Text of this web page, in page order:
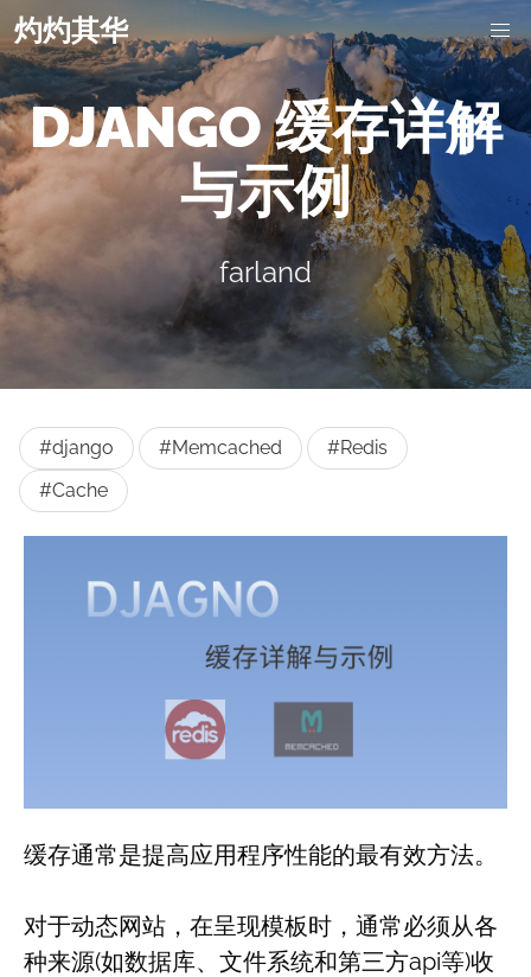
灼灼其华
DJANGO 缓存详解
与示例
farland
#django #Memcached
#Redis
#Cache
缓存通常是提高应用程序性能的最有效方法。
对于动态网站，在呈现模板时，通常必须从各
种来源(如数据库、文件系统和第三方api等)收